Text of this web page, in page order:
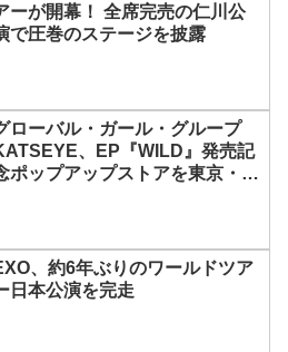
ーが開幕！ 全席完売の仁川公
で圧巻のステージを披露
ローバル・ガール・グループ
、EP『WILD』発売記
ポップアップストアを東京・原
、約6年ぶりのワールドツア
日本公演を完走